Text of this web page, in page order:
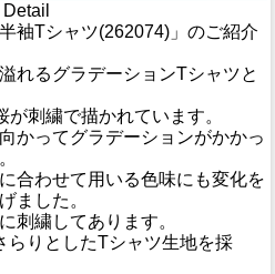
Detail
袖Tシャツ(262074)」のご紹介
れるグラデーションTシャツと
刺繍で描かれています。
かってグラデーションがかかっ
合わせて用いる色味にも変化を
ました。
刺繍してあります。
らりとしたTシャツ生地を採